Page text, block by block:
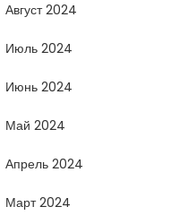
Август 2024
Июль 2024
Июнь 2024
Май 2024
Апрель 2024
Март 2024